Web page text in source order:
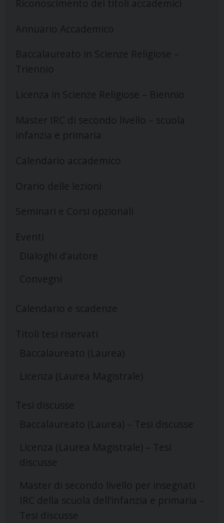
Riconoscimento dei titoli accademici
Annuario Accademico
Baccalaureato in Scienze Religiose –
Triennio
Licenza in Scienze Religiose – Biennio
Master IRC di secondo livello – scuola
infanzia e primaria
Calendario accademico
Orario delle lezioni
Seminari e Corsi opzionali
Eventi
Dialoghi d’autore
Convegni
Calendario e scadenze
Titoli tesi riservati
Baccalaureato (Laurea)
Licenza (Laurea Magistrale)
Tesi discusse
Baccalaureato (Laurea) – Tesi discusse
Licenza (Laurea Magistrale) – Tesi
discusse
Master di secondo livello per insegnati
IRC della scuola dell’infanzia e primaria –
Tesi discusse